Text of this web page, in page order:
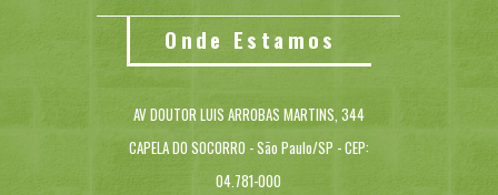
Onde Estamos
AV DOUTOR LUIS ARROBAS MARTINS, 344
CAPELA DO SOCORRO - São Paulo/SP - CEP:
04.781-000